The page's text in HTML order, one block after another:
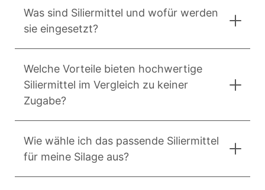
Was sind Siliermittel und wofür werden
sie eingesetzt?
Welche Vorteile bieten hochwertige
Siliermittel im Vergleich zu keiner
Zugabe?
Wie wähle ich das passende Siliermittel
für meine Silage aus?